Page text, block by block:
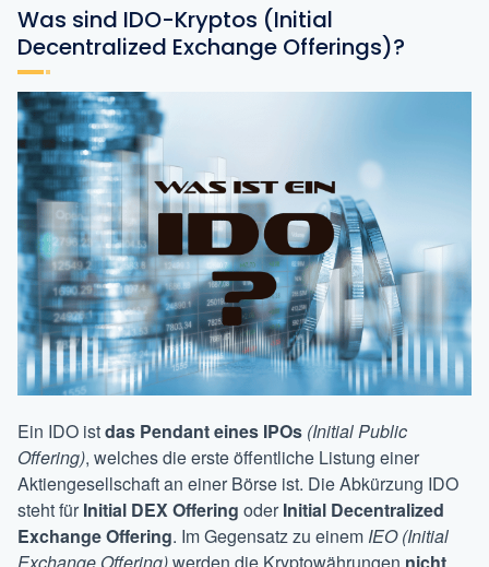
Was sind IDO-Kryptos (Initial
Decentralized Exchange Offerings)?
Ein IDO istdas Pendant eines IPOs (Initial Public
Offering), welches die erste öffentliche Listung einer
Aktiengesellschaft an einer Börse ist. Die Abkürzung IDO
steht fürInitial DEX Offering oderInitial Decentralized
Exchange Offering. Im Gegensatz zu einem IEO (Initial